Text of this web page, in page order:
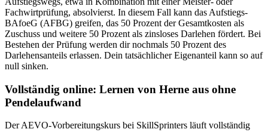
Fachwirtprüfung, absolvierst. In diesem Fall kann das Aufstiegs-
BAfoeG (AFBG) greifen, das 50 Prozent der Gesamtkosten als
Zuschuss und weitere 50 Prozent als zinsloses Darlehen fördert. Bei
Bestehen der Prüfung werden dir nochmals 50 Prozent des
Darlehensanteils erlassen. Dein tatsächlicher Eigenanteil kann so auf
null sinken.
Vollständig online: Lernen von Herne aus ohne
Pendelaufwand
Der AEVO-Vorbereitungskurs bei SkillSprinters läuft vollständig